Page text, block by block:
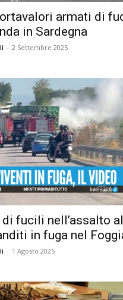
armati di
in Sardegna
- 2 Settembre 2025
fucili nell’assalto al
in fuga nel
- 1 Agosto 2025